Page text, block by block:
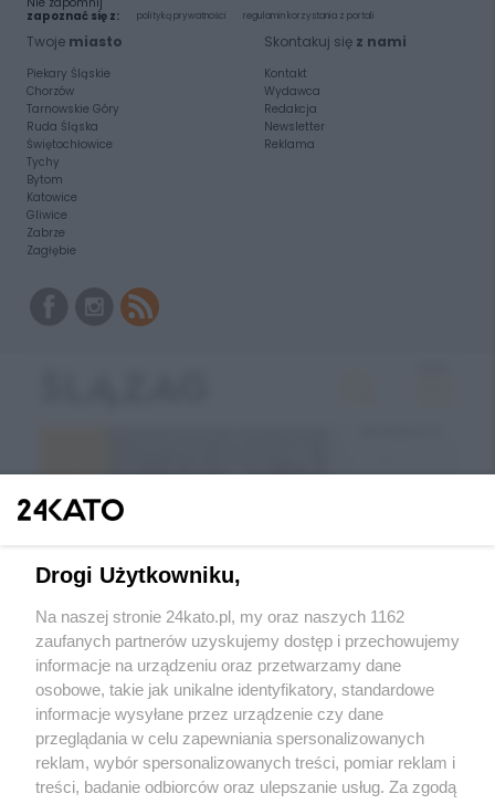
zapoznać się z:
polityką prywatności regulamin korzystania z portali
Twoje miasto
Piekary Śląskie
Chorzów
Tarnowskie Góry
Ruda Śląska
Świętochłowice
Tychy
Bytom
Katowice
Gliwice
Zabrze
Zagłębie
Skontakuj się z nami
Kontakt
Wydawca
Redakcja
Newsletter
Reklama
Wróć do strony głównej
tarnowskiegory.info
Drogi Użytkowniku,
Na naszej stronie 24kato.pl, my oraz naszych 1162
zaufanych partnerów uzyskujemy dostęp i przechowujemy
informacje na urządzeniu oraz przetwarzamy dane
osobowe, takie jak unikalne identyfikatory, standardowe
informacje wysyłane przez urządzenie czy dane
przeglądania w celu zapewniania spersonalizowanych
reklam, wybór spersonalizowanych treści, pomiar reklam i
treści, badanie odbiorców oraz ulepszanie usług. Za zgodą